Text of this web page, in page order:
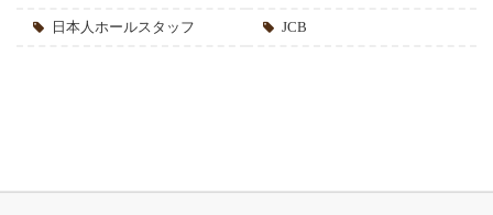
日本人ホールスタッフ JCB